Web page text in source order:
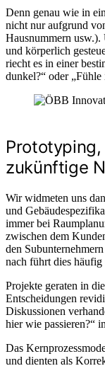
Denn genau wie in
nicht nur aufgrund
Hausnummern usw.).
und körperlich
riecht es in einer
dunkel?“ oder
zukünftige
Wir widmeten uns
und
immer bei
zwischen dem
den
nach führt dies
Projekte geraten in
Entscheidungen
Diskussionen
hier wie passieren?“
Das
und dienten als